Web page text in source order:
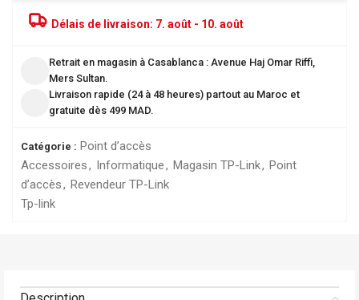
Délais de livraison: 7. août - 10. août
Retrait en magasin à Casablanca : Avenue Haj Omar Riffi,
Mers Sultan.
Livraison rapide (24 à 48 heures) partout au Maroc et
gratuite dès 499 MAD.
Catégorie : Point d’accès
Accessoires, Informatique, Magasin TP-Link, Point
d’accès, Revendeur TP-Link
Tp-link